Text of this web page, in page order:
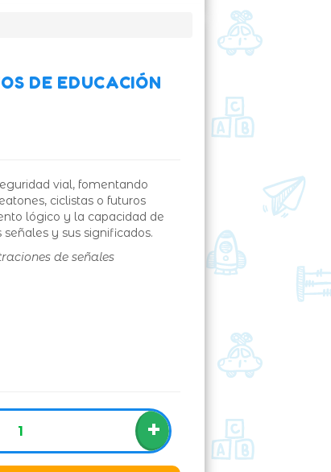
DE EDUCACIÓN
vial, fomentando
ciclistas o futuros
lógico y la capacidad de
y sus significados.
de señales
+